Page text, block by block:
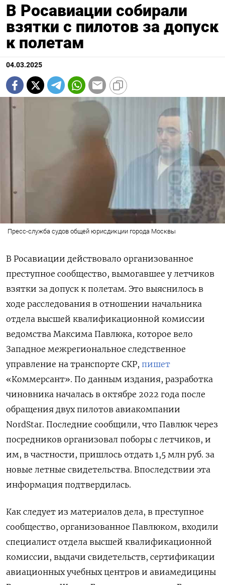
В Росавиации собирали
взятки с пилотов за допуск
к полетам
04.03.2025
Пресс-служба судов общей юрисдикции города Москвы
В Росавиации действовало организованное
преступное сообщество, вымогавшее у летчиков
взятки за допуск к полетам. Это выяснилось в
ходе расследования в отношении начальника
отдела высшей квалификационной комиссии
ведомства Максима Павлюка, которое вело
Западное межрегиональное следственное
управление на транспорте СКР, пишет
«Коммерсант». По данным издания, разработка
чиновника началась в октябре 2022 года после
обращения двух пилотов авиакомпании
NordStar. Последние сообщили, что Павлюк через
посредников организовал поборы с летчиков, и
им, в частности, пришлось отдать 1,5 млн руб. за
новые летные свидетельства. Впоследствии эта
информация подтвердилась.
Как следует из материалов дела, в преступное
сообщество, организованное Павлюком, входили
специалист отдела высшей квалификационной
комиссии, выдачи свидетельств, сертификации
авиационных учебных центров и авиамедицины